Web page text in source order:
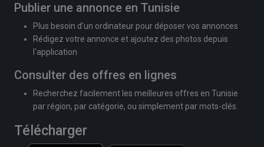
Publier une annonce en Tunisie
Plus besoin d'un ordinateur pour déposer vos annonces
Rédigez votre annonce et ajoutez des photos depuis
l'application
Consulter des offres en lignes
Recherchez facilement les meilleures offres en Tunisie
par région, par catégorie, ou simplement par mots-clés.
Télécharger